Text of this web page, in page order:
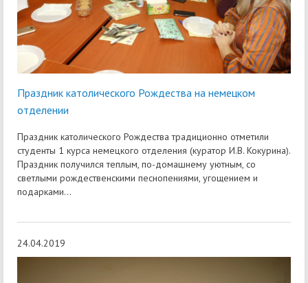
Праздник католического Рождества на немецком
отделении
Праздник католического Рождества традиционно отметили
студенты 1 курса немецкого отделения (куратор И.В. Кокурина).
Праздник получился теплым, по-домашнему уютным, со
светлыми рождественскими песнопениями, угощением и
подарками…
24.04.2019